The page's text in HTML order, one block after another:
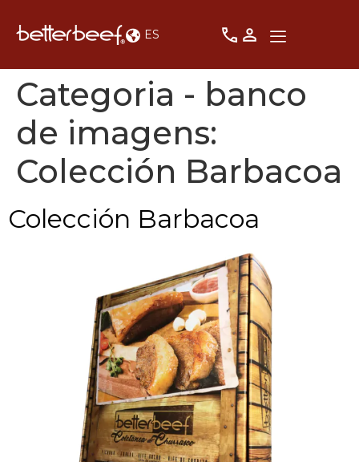
ES
Categoria - banco
de imagens:
Colección Barbacoa
Colección Barbacoa